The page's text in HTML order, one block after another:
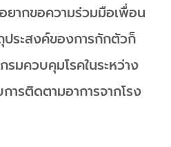
ากขอความร่วมมือเพื่อน
ระสงค์ของการกักตัวก็
มควบคุมโรคในระหว่าง
รติดตามอาการจากโรง